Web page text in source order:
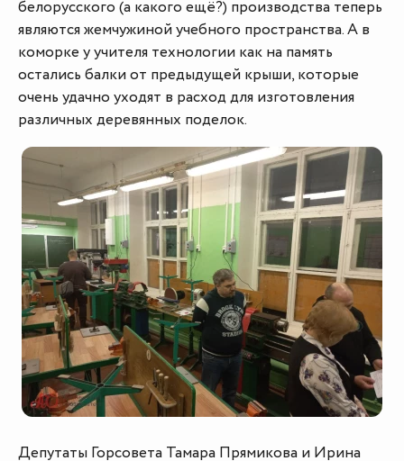
белорусского (а какого ещё?) производства теперь
являются жемчужиной учебного пространства. А в
коморке у учителя технологии как на память
остались балки от предыдущей крыши, которые
очень удачно уходят в расход для изготовления
различных деревянных поделок.
Депутаты Горсовета Тамара Прямикова и Ирина